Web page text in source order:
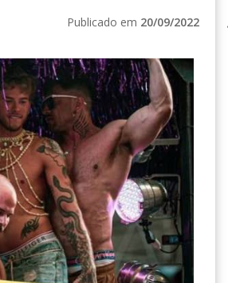
Publicado em 20/09/2022